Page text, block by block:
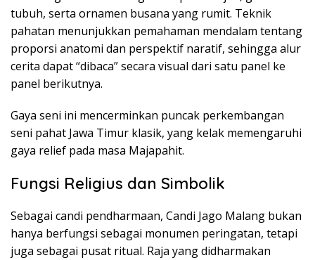
tubuh, serta ornamen busana yang rumit. Teknik
pahatan menunjukkan pemahaman mendalam tentang
proporsi anatomi dan perspektif naratif, sehingga alur
cerita dapat “dibaca” secara visual dari satu panel ke
panel berikutnya.
Gaya seni ini mencerminkan puncak perkembangan
seni pahat Jawa Timur klasik, yang kelak memengaruhi
gaya relief pada masa Majapahit.
Fungsi Religius dan Simbolik
Sebagai candi pendharmaan, Candi Jago Malang bukan
hanya berfungsi sebagai monumen peringatan, tetapi
juga sebagai pusat ritual. Raja yang didharmakan